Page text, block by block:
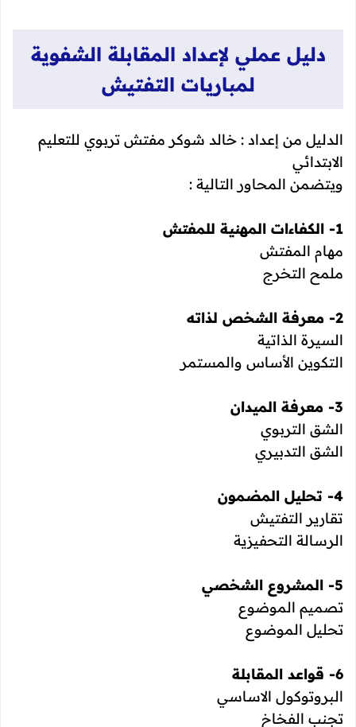
دليل عملي لإعداد المقابلة الشفوية
لمباريات التفتيش
الدليل من إعداد : خالد شوكر مفتش تربوي للتعليم
الابتدائي
ويتضمن المحاور التالية :
1- الكفاءات المهنية للمفتش
مهام المفتش
ملمح التخرج
2- معرفة الشخص لذاته
السيرة الذاتية
التكوين الأساس والمستمر
3- معرفة الميدان
الشق التربوي
الشق التدبيري
4- تحليل المضمون
تقارير التفتيش
الرسالة التحفيزية
5- المشروع الشخصي
تصميم الموضوع
تحليل الموضوع
6- قواعد المقابلة
البروتوكول الاساسي
تجنب الفخاخ